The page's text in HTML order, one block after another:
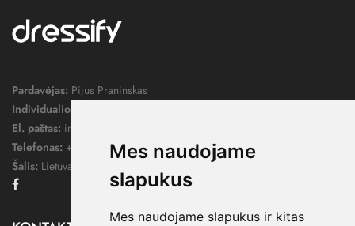
Mes naudojame
slapukus
Mes naudojame slapukus ir kitas
Pardavėjas: Pijus Praninskas
Individualios veiklos pažymos nr.:
El. paštas: info@dressify.lt
Telefonas: +370 676 78578
Šalis: Lietuva